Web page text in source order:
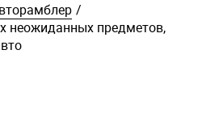
/
неожиданных предметов,